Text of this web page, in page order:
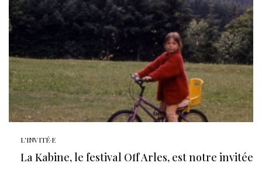
L'INVITÉ·E
La Kabine, le festival Off Arles, est notre invitée